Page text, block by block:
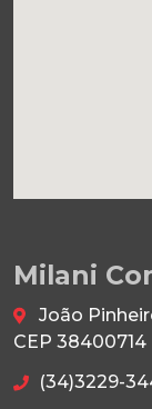
Milani
João
CEP 38400714
(34)3229-